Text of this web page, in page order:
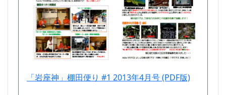
「岩座神」棚田便り #1 2013年4月号 (PDF版)